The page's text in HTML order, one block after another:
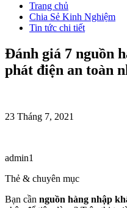
Trang chủ
Chia Sẻ Kinh Nghiệm
Tin tức chi tiết
Đánh giá 7 nguồn
phát điện an toàn
23 Tháng 7, 2021
admin1
Thẻ & chuyên mục
Bạn cần nguồn hàng nhập